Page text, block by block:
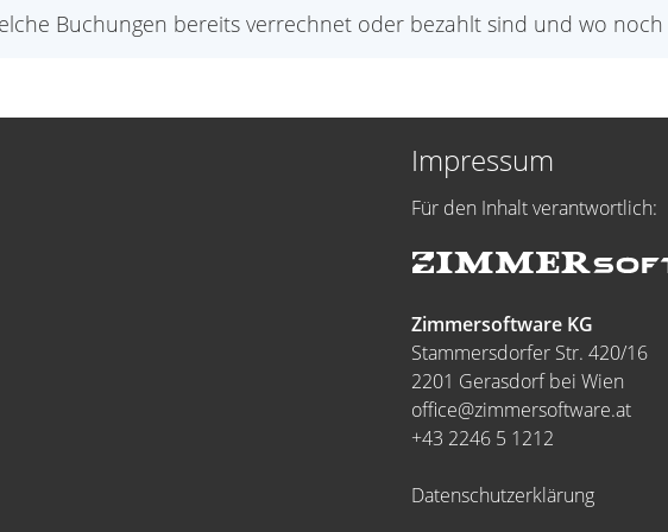
Buchungen bereits verrechnet oder bezahlt sind und wo
Impressum
Für den Inhalt verantwortlich:
Zimmersoftware KG
Stammersdorfer Str. 420/16
2201 Gerasdorf bei Wien
office@zimmersoftware.at
+43 2246 5 1212
Datenschutzerklärung